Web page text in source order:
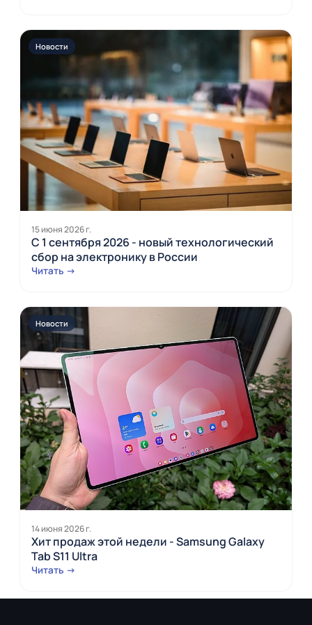
Новости
15 июня 2026 г.
С 1 сентября 2026 - новый технологический
сбор на электронику в России
Читать →
Новости
14 июня 2026 г.
Хит продаж этой недели - Samsung Galaxy
Tab S11 Ultra
Читать →